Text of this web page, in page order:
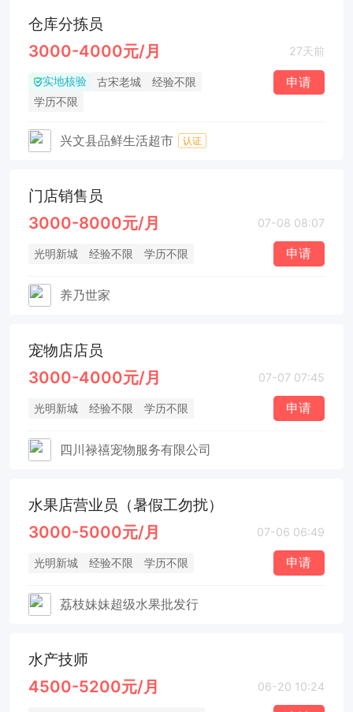
仓库分拣员
3000-4000元/月 27天前
实地核验 古宋老城
经验不限
学历不限
申请
兴文县品鲜生活超市 认证
门店销售员
3000-8000元/月 07-08 08:07
光明新城 经验不限 学历不限 申请
养乃世家
宠物店店员
3000-4000元/月 07-07 07:45
光明新城 经验不限 学历不限 申请
四川禄禧宠物服务有限公司
水果店营业员（暑假工勿扰）
3000-5000元/月 07-06 06:49
光明新城 经验不限 学历不限 申请
荔枝妹妹超级水果批发行
水产技师
4500-5200元/月 06-20 10:24